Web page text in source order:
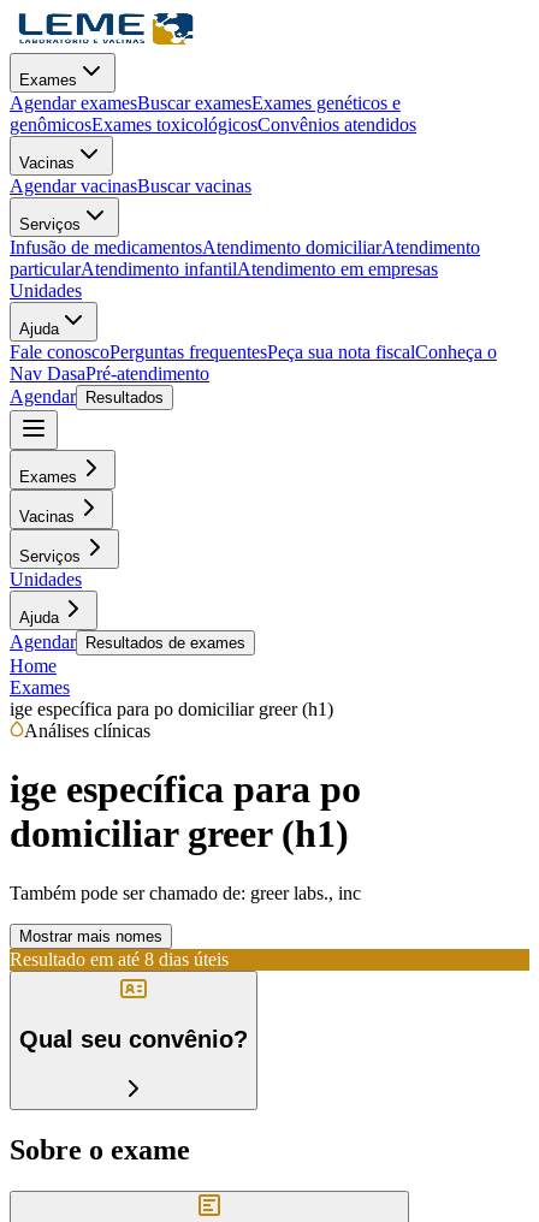
Exames
Agendar examesBuscar examesExames genéticos e
genômicosExames toxicológicosConvênios atendidos
Vacinas
Agendar vacinasBuscar vacinas
Serviços
Infusão de medicamentosAtendimento domiciliarAtendimento
particularAtendimento infantilAtendimento em empresas
Unidades
Ajuda
Fale conoscoPerguntas frequentesPeça sua nota fiscalConheça o
Nav DasaPré-atendimento
Agendar
Resultados
Exames
Vacinas
Serviços
Unidades
Ajuda
Agendar Resultados de exames
Home
Exames
ige específica para po domiciliar greer (h1)
Análises clínicas
ige específica para po
domiciliar greer (h1)
Também pode ser chamado de: greer labs., inc
Mostrar mais nomes
Resultado em até 8 dias úteis
Qual seu convênio?
Sobre o exame